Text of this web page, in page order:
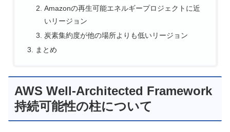
Amazonの再生可能エネルギープロジェクトに近
いリージョン
炭素集約度が他の場所よりも低いリージョン
まとめ
AWS Well-Architected Framework
持続可能性の柱について